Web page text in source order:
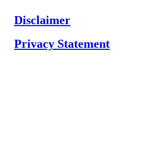
Disclaimer
Privacy Statement